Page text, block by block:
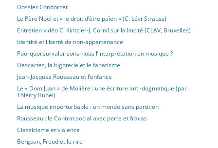
Dossier Condorcet
Le Père Noël et « le droit d’être païen » (C. Lévi-Strauss)
Entretien vidéo C. Kintzler-J. Cornil sur la laïcité (CLAV, Bruxelles)
Identité et liberté de non-appartenance
Pourquoi survalorisons-nous l’interprétation en musique ?
Descartes, la bigoterie et le fanatisme
Jean-Jacques Rousseau et l’enfance
Le « Dom Juan » de Molière : une écriture anti-dogmatique (par
Thierry Bunel)
La musique imperturbable : un monde sans partition
Rousseau : le Contrat social avec perte et fracas
Classicisme et violence
Bergson, Freud et le rire